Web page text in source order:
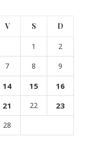
V S D
1 2
7 8 9
14 15
16
21 22 23
28